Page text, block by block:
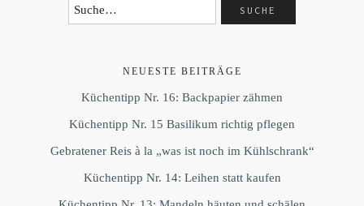
NEUESTE BEITRÄGE
Küchentipp Nr. 16: Backpapier zähmen
Küchentipp Nr. 15 Basilikum richtig pflegen
Gebratener Reis à la „was ist noch im Kühlschrank“
Küchentipp Nr. 14: Leihen statt kaufen